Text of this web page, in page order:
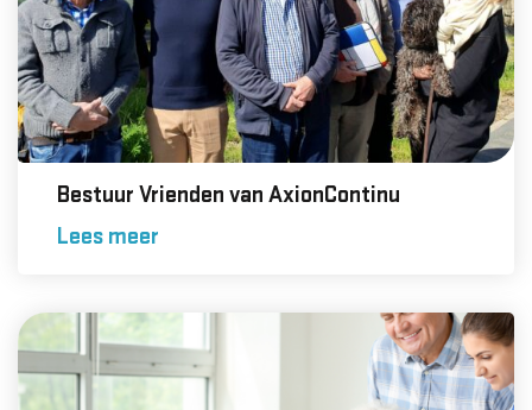
Bestuur Vrienden van AxionContinu
Lees meer